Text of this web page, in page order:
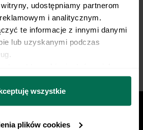
udostępniamy partnerom
i analitycznym.
te informacje z innymi danymi
lub uzyskanymi podczas
i w jaki sposób
w ramach
wszystkie
plików cookies
ograniczała Twój progres.
współpracę